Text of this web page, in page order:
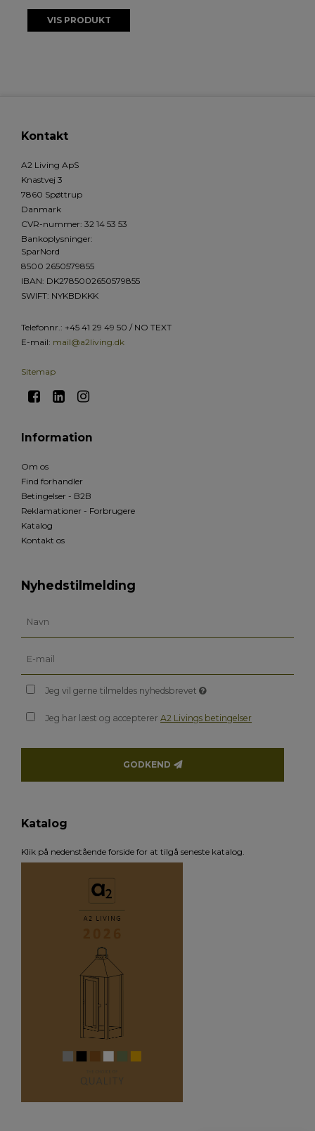
VIS PRODUKT
Kontakt
A2 Living ApS
Knastvej 3
7860 Spøttrup
Danmark
CVR-nummer: 32 14 53 53
Bankoplysninger:
SparNord
8500 2650579855
IBAN: DK2785002650579855
SWIFT: NYKBDKKK
Telefonnr.: +45 41 29 49 50 / NO TEXT
E-mail: mail@a2living.dk
Sitemap
Information
Om os
Find forhandler
Betingelser - B2B
Reklamationer - Forbrugere
Katalog
Kontakt os
Nyhedstilmelding
Jeg vil gerne tilmeldes nyhedsbrevet
Jeg har læst og acceptererA2 Livings betingelser
GODKEND
Katalog
Klik på nedenstående forside for at tilgå seneste katalog.